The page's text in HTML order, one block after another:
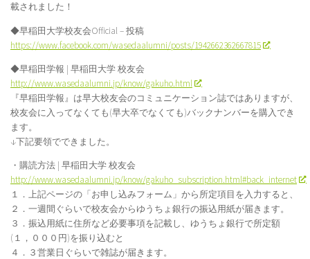
載されました！
◆早稲田大学校友会Official – 投稿
https://www.facebook.com/wasedaalumni/posts/1942662362667815
◆早稲田学報 | 早稲田大学 校友会
http://www.wasedaalumni.jp/know/gakuho.html
『早稲田学報』は早大校友会のコミュニケーション誌ではありますが、
校友会に入ってなくても(早大卒でなくても)バックナンバーを購入でき
ます。
↓下記要領でできました。
・購読方法 | 早稲田大学 校友会
http://www.wasedaalumni.jp/know/gakuho_subscription.html#back_internet
１．上記ページの「お申し込みフォーム」から所定項目を入力すると、
２．一週間ぐらいで校友会からゆうちょ銀行の振込用紙が届きます。
３．振込用紙に住所など必要事項を記載し、ゆうちょ銀行で所定額
(１，０００円)を振り込むと
４．３営業日ぐらいで雑誌が届きます。